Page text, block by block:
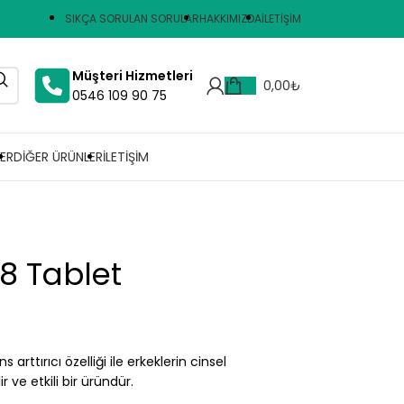
SIKÇA SORULAN SORULARHAKKIMIZDAİLETIŞIM
Müşteri Hizmetleri
0546 109 90 75
0,00₺
DIĞER ÜRÜNLERİLETIŞIM
Tablet
özelliği ile erkeklerin cinsel
ve etkili bir üründür.